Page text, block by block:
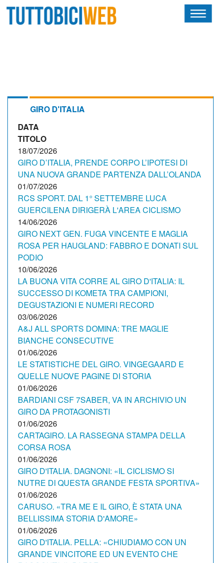
CALENDARIO
OSCAR
ALBI D'ORO
NEWSLETTER
GIRO D'ITALIA
DATA
TITOLO
18/07/2026
GIRO D’ITALIA, PRENDE CORPO L’IPOTESI DI
UNA NUOVA GRANDE PARTENZA DALL’OLANDA
01/07/2026
RCS SPORT. DAL 1° SETTEMBRE LUCA
GUERCILENA DIRIGERÀ L'AREA CICLISMO
14/06/2026
GIRO NEXT GEN. FUGA VINCENTE E MAGLIA
ROSA PER HAUGLAND: FABBRO E DONATI SUL
PODIO
10/06/2026
LA BUONA VITA CORRE AL GIRO D'ITALIA: IL
SUCCESSO DI KOMETA TRA CAMPIONI,
DEGUSTAZIONI E NUMERI RECORD
03/06/2026
A&J ALL SPORTS DOMINA: TRE MAGLIE
BIANCHE CONSECUTIVE
01/06/2026
LE STATISTICHE DEL GIRO. VINGEGAARD E
QUELLE NUOVE PAGINE DI STORIA
01/06/2026
BARDIANI CSF 7SABER, VA IN ARCHIVIO UN
GIRO DA PROTAGONISTI
01/06/2026
CARTAGIRO. LA RASSEGNA STAMPA DELLA
CORSA ROSA
01/06/2026
GIRO D'ITALIA. DAGNONI: «IL CICLISMO SI
NUTRE DI QUESTA GRANDE FESTA SPORTIVA»
01/06/2026
CARUSO. «TRA ME E IL GIRO, È STATA UNA
BELLISSIMA STORIA D'AMORE»
01/06/2026
GIRO D'ITALIA. PELLA: «CHIUDIAMO CON UN
GRANDE VINCITORE ED UN EVENTO CHE